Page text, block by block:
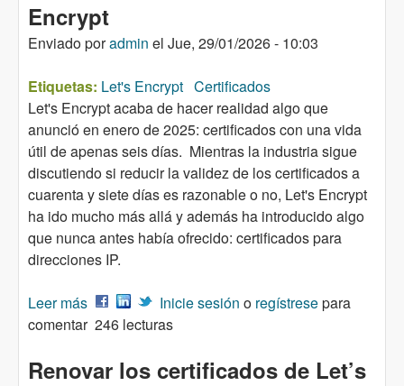
Encrypt
Enviado poradmin el Jue, 29/01/2026 - 10:03
Etiquetas: Let's Encrypt Certificados
Let's Encrypt acaba de hacer realidad algo que
anunció en enero de 2025: certificados con una vida
útil de apenas seis días. Mientras la industria sigue
discutiendo si reducir la validez de los certificados a
cuarenta y siete días es razonable o no, Let's Encrypt
ha ido mucho más allá y además ha introducido algo
que nunca antes había ofrecido: certificados para
direcciones IP.
Leer más sobre Certificados de Seis Días de Let's Encrypt
Inicie sesión o regístresepara
comentar 246 lecturas
Renovar los certificados de Let’s